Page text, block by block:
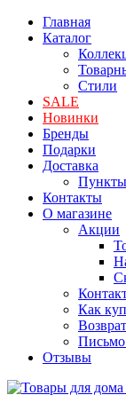
Главная
Каталог
Стили
SALE
Новинки
Бренды
Подарки
Доставка
Пункты
Контакты
О магазине
Акции
Как
Письмо
Отзывы